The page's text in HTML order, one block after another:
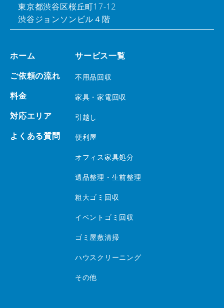
東京都渋谷区桜丘町17-12
渋谷ジョンソンビル４階
ホーム
ご依頼の流れ
料金
対応エリア
よくある質問
サービス一覧
不用品回収
家具・家電回収
引越し
便利屋
オフィス家具処分
遺品整理・生前整理
粗大ゴミ回収
イベントゴミ回収
ゴミ屋敷清掃
ハウスクリーニング
その他